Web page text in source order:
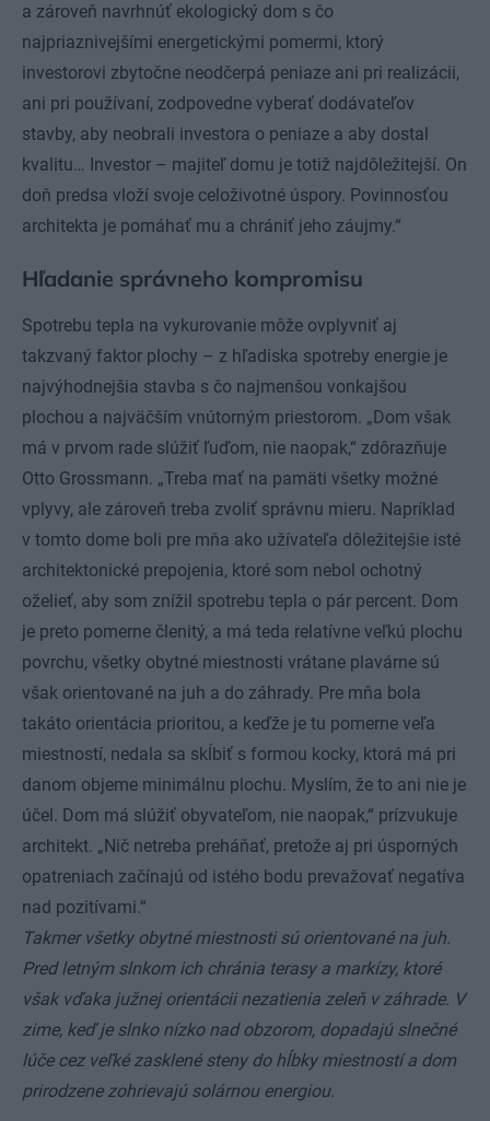
a zároveň navrhnúť ekologický dom s čo
najpriaznivejšími energetickými pomermi, ktorý
investorovi zbytočne neodčerpá peniaze ani pri realizácii,
ani pri používaní, zodpovedne vyberať dodávateľov
stavby, aby neobrali investora o peniaze a aby dostal
kvalitu… Investor – majiteľ domu je totiž najdôležitejší. On
doň predsa vloží svoje celoživotné úspory. Povinnosťou
architekta je pomáhať mu a chrániť jeho záujmy.“
Hľadanie správneho kompromisu
Spotrebu tepla na vykurovanie môže ovplyvniť aj
takzvaný faktor plochy – z hľadiska spotreby energie je
najvýhodnejšia stavba s čo najmenšou vonkajšou
plochou a najväčším vnútorným priestorom. „Dom však
má v prvom rade slúžiť ľuďom, nie naopak,“ zdôrazňuje
Otto Grossmann. „Treba mať na pamäti všetky možné
vplyvy, ale zároveň treba zvoliť správnu mieru. Napríklad
v tomto dome boli pre mňa ako užívateľa dôležitejšie isté
architektonické prepojenia, ktoré som nebol ochotný
oželieť, aby som znížil spotrebu tepla o pár percent. Dom
je preto pomerne členitý, a má teda relatívne veľkú plochu
povrchu, všetky obytné miestnosti vrátane plavárne sú
však orientované na juh a do záhrady. Pre mňa bola
takáto orientácia prioritou, a keďže je tu pomerne veľa
miestností, nedala sa skĺbiť s formou kocky, ktorá má pri
danom objeme minimálnu plochu. Myslím, že to ani nie je
účel. Dom má slúžiť obyvateľom, nie naopak,“ prízvukuje
architekt. „Nič netreba preháňať, pretože aj pri úsporných
opatreniach začínajú od istého bodu prevažovať negatíva
nad pozitívami.“
Takmer všetky obytné miestnosti sú orientované na juh.
Pred letným slnkom ich chránia terasy a markízy, ktoré
však vďaka južnej orientácii nezatienia zeleň v záhrade. V
zime, keď je slnko nízko nad obzorom, dopadajú slnečné
lúče cez veľké zasklené steny do hĺbky miestností a dom
prirodzene zohrievajú solárnou energiou.